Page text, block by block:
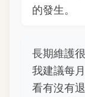
的發生。
長期維護
我建議每
看有沒有